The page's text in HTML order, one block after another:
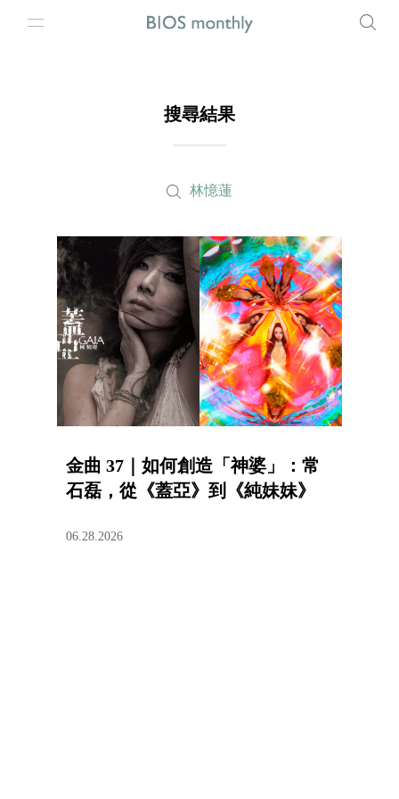
搜尋結果
林憶蓮
金曲 37｜如何創造「神婆」：常
石磊，從《蓋亞》到《純妹妹》
06.28.2026